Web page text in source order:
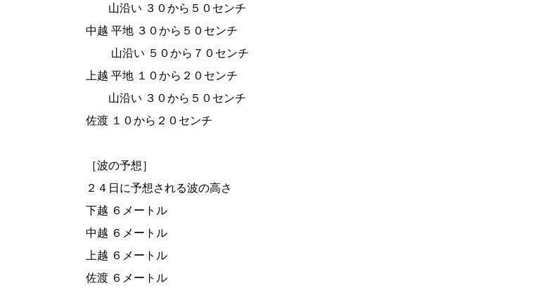
山沿い ３０から５０センチ
中越 平地 ３０から５０センチ
山沿い ５０から７０センチ
上越 平地 １０から２０センチ
山沿い ３０から５０センチ
佐渡 １０から２０センチ
［波の予想］
２４日に予想される波の高さ
下越 ６メートル
中越 ６メートル
上越 ６メートル
佐渡 ６メートル